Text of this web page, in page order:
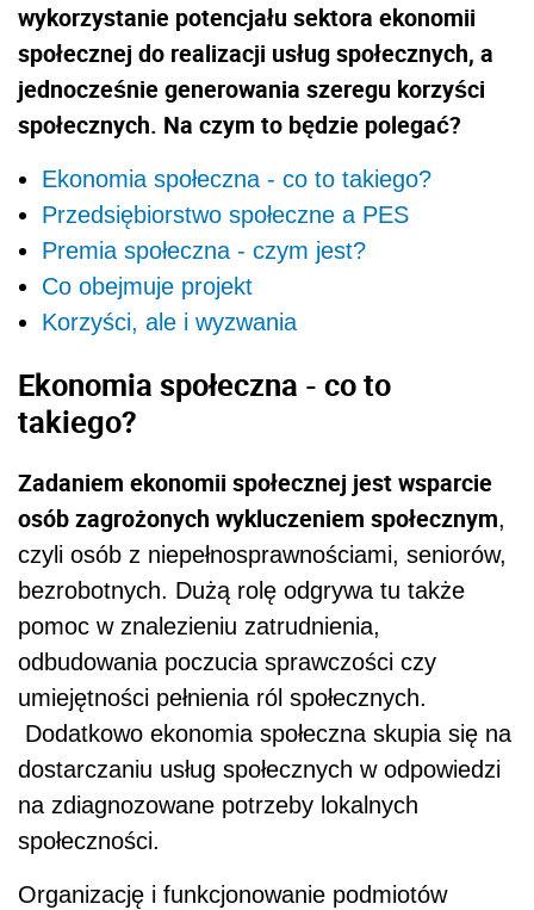
wykorzystanie potencjału sektora ekonomii
społecznej do realizacji usług społecznych, a
jednocześnie generowania szeregu korzyści
społecznych. Na czym to będzie polegać?
Ekonomia społeczna - co to takiego?
Przedsiębiorstwo społeczne a PES
Premia społeczna - czym jest?
Co obejmuje projekt
Korzyści, ale i wyzwania
Ekonomia społeczna - co to
takiego?
Zadaniem ekonomii społecznej jest wsparcie
osób zagrożonych wykluczeniem społecznym,
czyli osób z niepełnosprawnościami, seniorów,
bezrobotnych. Dużą rolę odgrywa tu także
pomoc w znalezieniu zatrudnienia,
odbudowania poczucia sprawczości czy
umiejętności pełnienia ról społecznych.
Dodatkowo ekonomia społeczna skupia się na
dostarczaniu usług społecznych w odpowiedzi
na zdiagnozowane potrzeby lokalnych
społeczności.
Organizację i funkcjonowanie podmiotów